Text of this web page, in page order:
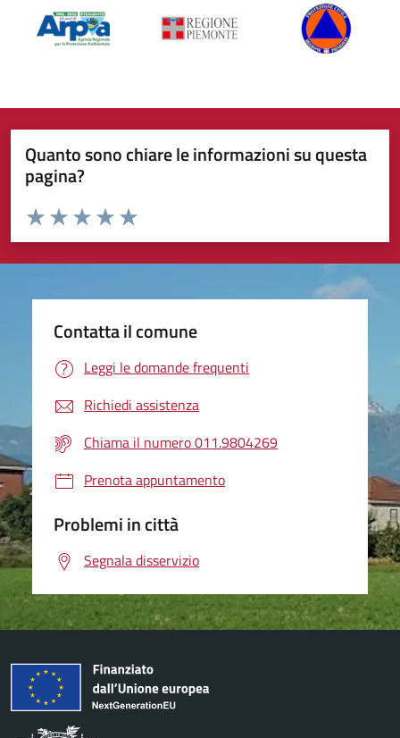
Quanto sono chiare le informazioni su questa
pagina?
Valuta da 1 a 5 stelle la pagina
Valuta 5 stelle su 5
Valuta 4 stelle su 5
Valuta 3 stelle su 5
Valuta 2 stelle su 5
Valuta 1 stelle su 5
Contatta il comune
Leggi le domande frequenti
Richiedi assistenza
Chiama il numero 011.9804269
Prenota appuntamento
Problemi in città
Segnala disservizio